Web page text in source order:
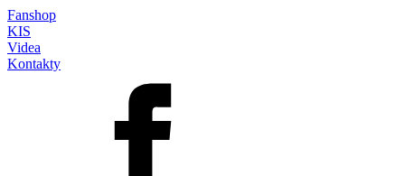
Fanshop
KIS
Videa
Kontakty